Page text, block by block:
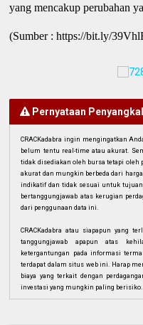
yang mencakup perubahan
(Sumber : https://bit.ly/
Pernyataan
CRACKadabra ingin mengingatkan
belum tentu real-time atau akurat.
tidak disediakan oleh bursa tetapi oleh
akurat dan mungkin berbeda dari
indikatif dan tidak sesuai untuk tujuan
bertanggungjawab atas kerugian
dari penggunaan data ini.
CRACKadabra atau siapapun yang
tanggungjawab apapun atas
ketergantungan pada informasi
terdapat dalam situs web ini. Harap
biaya yang terkait dengan
investasi yang mungkin paling berisiko.